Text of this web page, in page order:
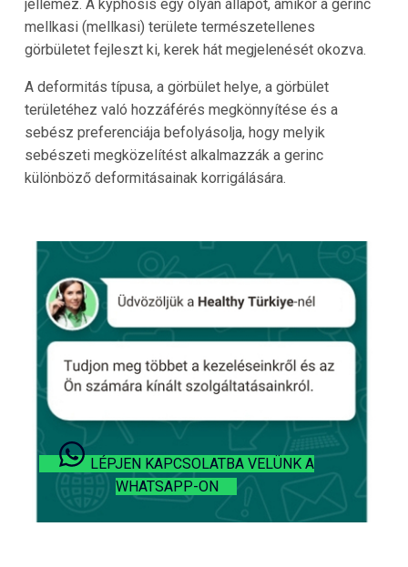
jellemez. A kyphosis egy olyan állapot, amikor a gerinc
mellkasi (mellkasi) területe természetellenes
görbületet fejleszt ki, kerek hát megjelenését okozva.
A deformitás típusa, a görbület helye, a görbület
területéhez való hozzáférés megkönnyítése és a
sebész preferenciája befolyásolja, hogy melyik
sebészeti megközelítést alkalmazzák a gerinc
különböző deformitásainak korrigálására.
LÉPJEN KAPCSOLATBA VELÜNK A
WHATSAPP-ON